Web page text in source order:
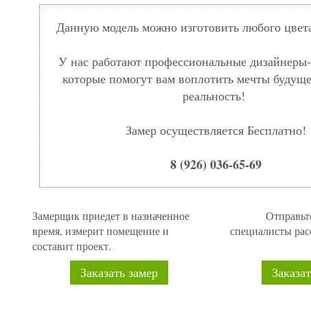
Данную модель можно изготовить любого
У нас работают профессиональные
которые помогут вам воплотить мечты
реальность!
Замер осуществляется Бесплатно!
8 (926) 036-65-69
Замерщик приедет в назначенное
время, измерит помещение и
составит проект.
Заказать замер
специалисты